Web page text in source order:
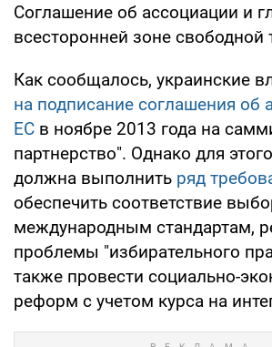
Соглашение об ассоциации и
всесторонней зоне свободной
Как сообщалось, украинские
на подписание соглашения об
ЕС в ноябре 2013 года на
партнерство". Однако для
должна выполнить ряд
обеспечить соответствие
международным стандартам,
проблемы "избирательного
также провести социально-
реформ с учетом курса на